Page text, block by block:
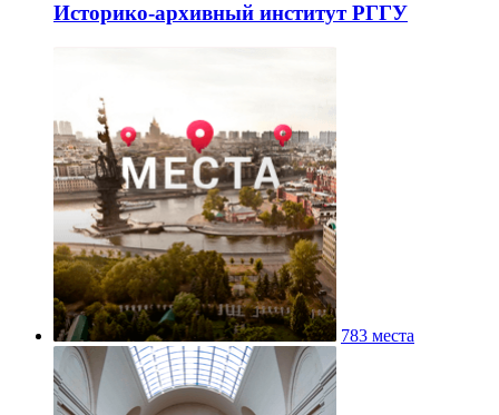
Историко-архивный институт РГГУ
783 места